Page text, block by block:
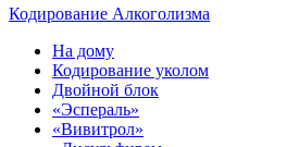
Кодирование Алкоголизма
На дому
Кодирование уколом
Двойной блок
«Эспераль»
«Вивитрол»